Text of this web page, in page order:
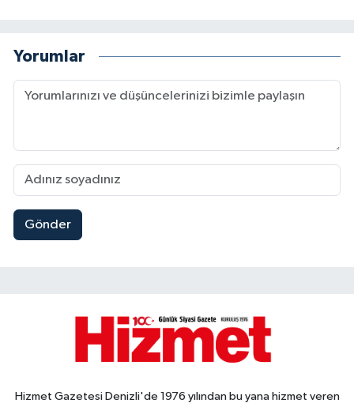
Yorumlar
Gönder
Hizmet Gazetesi Denizli'de 1976 yılından bu yana hizmet veren